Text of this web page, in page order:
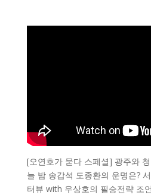
[오연호가 묻다 스페셜] 광주와
늘 밤 송갑석 도종환의 운명은?
터뷰 with 우상호의 필승전략 조언